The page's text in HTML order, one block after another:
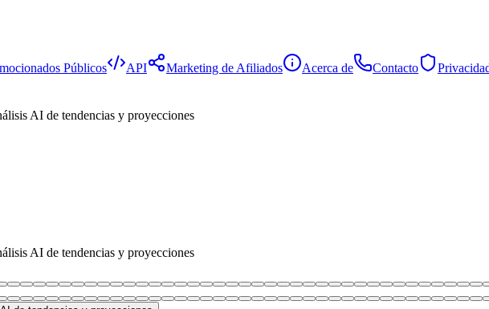
Públicos API Marketing de Afiliados Acerca de Contacto
AI de tendencias y proyecciones
AI de tendencias y proyecciones